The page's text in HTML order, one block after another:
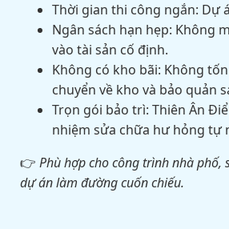
Thời gian thi công ngắn: Dự
Ngân sách hạn hẹp: Không
vào tài sản cố định.
Không có kho bãi: Không
chuyển về kho và bảo quản
Trọn gói bảo trì: Thiên Ân
nhiệm sửa chữa hư hỏng tự
👉 Phù hợp cho công trình nhà phố,
dự án làm đường cuốn chiếu.